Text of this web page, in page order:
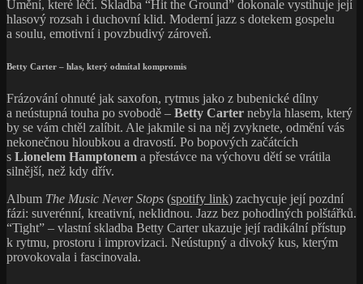
Umění, které léčí. Skladba “Hit the Ground” dokonale vystihuje její
hlasový rozsah i duchovní klid. Moderní jazz s dotekem gospelu
a soulu, emotivní i povzbudivý zároveň.
Betty Carter – hlas, který odmítal kompromis
Frázování ohnuté jak saxofon, rytmus jako z bubenické dílny
a neústupná touha po svobodě – Betty Carter nebyla hlasem, který
by se vám chtěl zalíbit. Ale jakmile si na něj zvyknete, odmění vás
nekonečnou hloubkou a dravostí. Po bopových začátcích
s Lionelem Hamptonem a přestávce na výchovu dětí se vrátila
silnější, než kdy dřív.
Album The Music Never Stops (spotify link) zachycuje její pozdní
fázi: suverénní, kreativní, neklidnou. Jazz bez pohodlných polštářků.
“Tight” – vlastní skladba Betty Carter ukazuje její radikální přístup
k rytmu, prostoru i improvizaci. Neústupný a divoký kus, kterým
provokovala i fascinovala.